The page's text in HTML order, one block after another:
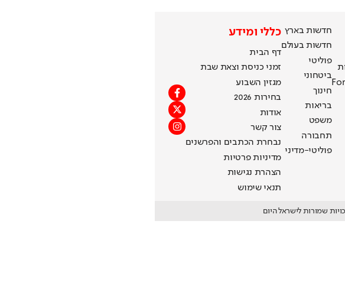
חדשות בארץ
חדשות בעולם
פוליטי
ביטחוני
חינוך
בריאות
משפט
תחבורה
פוליטי-מדיני
כללי ומידע
דף הבית
זמני כניסת וצאת שבת
מגזין השבוע
בחירות 2026
אודות
צור קשר
נבחרת הכתבים והפרשנים
מדיניות פרטיות
הצהרת נגישות
תנאי שימוש
שמורות לישראל היום